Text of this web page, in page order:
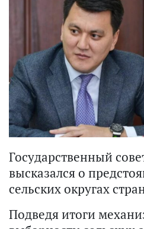
Государственный
высказался о
сельских округах
Подведя итоги